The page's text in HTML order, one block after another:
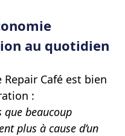
au quotidien
Café est bien
:
que beaucoup
plus à cause d’un